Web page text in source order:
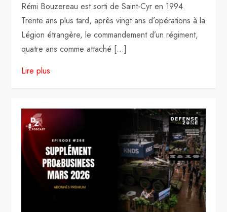
Rémi Bouzereau est sorti de Saint-Cyr en 1994.
Trente ans plus tard, après vingt ans d’opérations à la
Légion étrangère, le commandement d’un régiment,
quatre ans comme attaché […]
Lire plus